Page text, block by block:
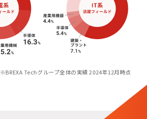
※BREXA Techグループ全体の実績 2024年12月時点